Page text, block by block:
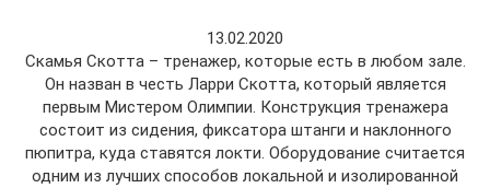
13.02.2020
Скамья Скотта – тренажер, которые есть в любом зале.
Он назван в честь Ларри Скотта, который является
первым Мистером Олимпии. Конструкция тренажера
состоит из сидения, фиксатора штанги и наклонного
пюпитра, куда ставятся локти. Оборудование считается
одним из лучших способов локальной и изолированной